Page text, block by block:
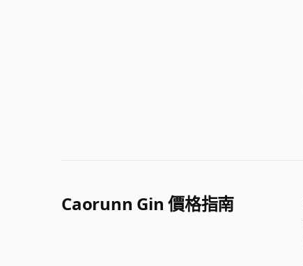
Caorunn Gin 價格指南